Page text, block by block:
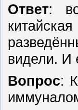
Ответ:
видели. И
Вопрос: